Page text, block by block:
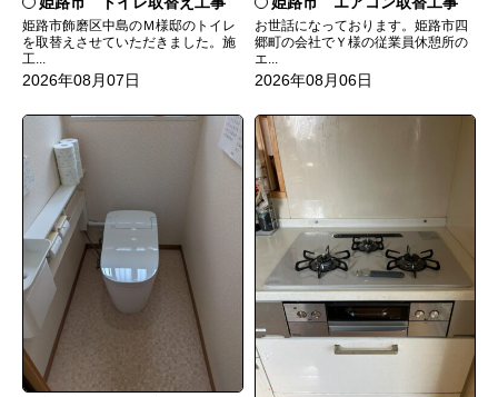
姫路市飾磨区中島のＭ様邸のトイレ
を取替えさせていただきました。施
工...
2026年08月07日
お世話になっております。姫路市四
郷町の会社でＹ様の従業員休憩所の
エ...
2026年08月06日